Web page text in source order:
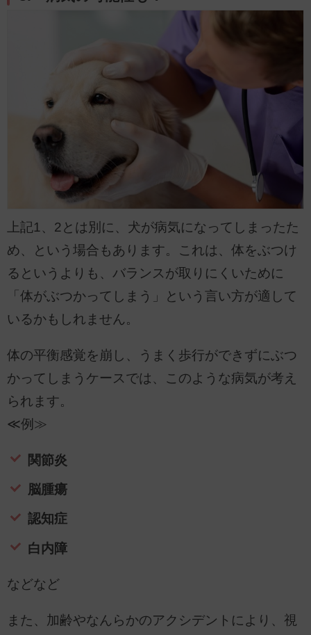
上記1、2とは別に、犬が病気になってしまったた
め、という場合もあります。これは、体をぶつけ
るというよりも、バランスが取りにくいために
「体がぶつかってしまう」という言い方が適して
いるかもしれません。
体の平衡感覚を崩し、うまく歩行ができずにぶつ
かってしまうケースでは、このような病気が考え
られます。
≪例≫
関節炎
脳腫瘍
認知症
白内障
などなど
また、加齢やなんらかのアクシデントにより、視